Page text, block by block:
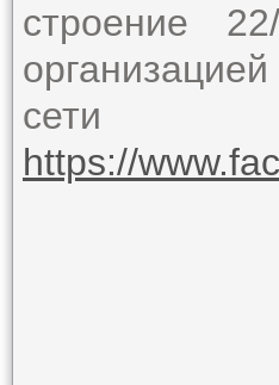
строение
https://